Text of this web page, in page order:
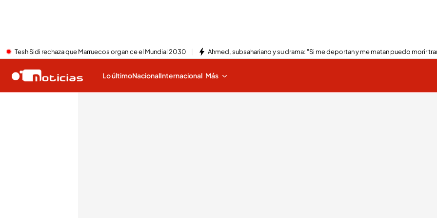
Tesh Sidi rechaza que Marruecos organice el Mundial 2030 Ahmed, subsahariano y su drama: "Si me deportan y me matan puedo morir
Lo últimoNacionalInternacional Más